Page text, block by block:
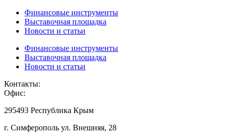
Финансовые инструменты
Выставочная площадка
Новости и статьи
Финансовые инструменты
Выставочная площадка
Новости и статьи
Контакты:
Офис:
295493 Республика Крым
г. Симферополь ул. Внешняя, 28